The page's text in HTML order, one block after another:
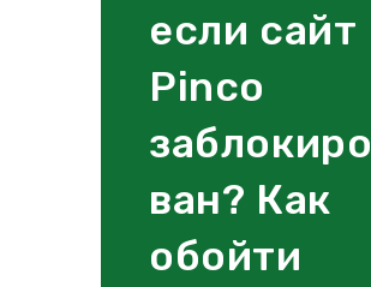
если сайт
Pinco
заблокиро
ван? Как
обойти